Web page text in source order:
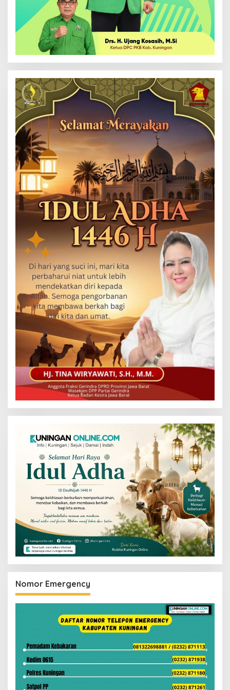
Nomor Emergency